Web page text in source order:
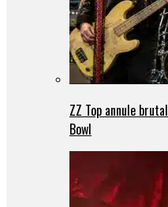
ZZ Top annule
Bowl